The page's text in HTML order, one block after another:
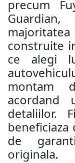
precum
construite
ce alegi
montam
acordand
detaliilor.
de
originala.